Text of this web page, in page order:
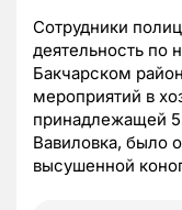
Сотрудники
деятельность по
Бакчарском
мероприятий в
принадлежащей
Вавиловка, было
высушенной